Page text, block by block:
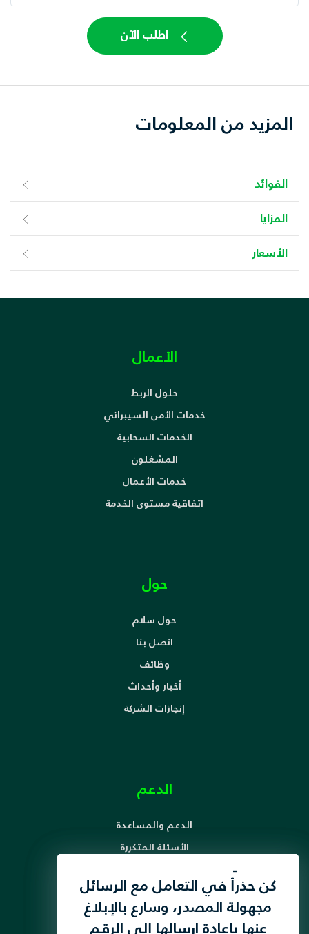
اطلب الآن
المزيد من المعلومات
الفوائد
المزايا
الأسعار
الأعمال
حلول الربط
خدمات الأمن السيبراني
الخدمات السحابية
المشغلون
خدمات الأعمال
اتفاقية مستوى الخدمة
حول
حول سلام
اتصل بنا
وظائف
أخبار وأحداث
إنجازات الشركة
الدعم
الدعم والمساعدة
الأسئلة المتكررة
حقوق ومسؤوليات المشترك
تنظيمات الحد من المكالمات الإقتحامية
لقد قمنا بتحديث سياسة
الخصوصية الخاصة بنا لتعزيز
خصوصية المستخدم ،أضغط هنا
كن حذرأً في التعامل مع الرسائل
مجهولة المصدر، وسارع بالإبلاغ
عنها بإعادة ارسالها إلى الرقم